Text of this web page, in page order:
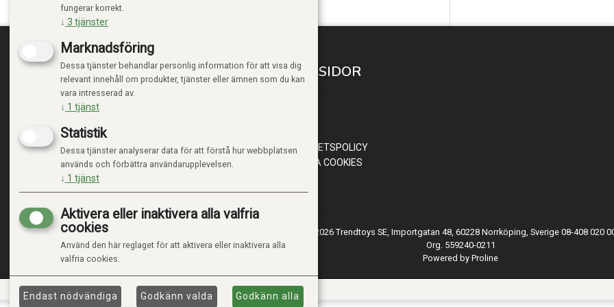
Tillverkat i Storbritannien"
TRENDTOYS.SE
OM TRENDTOYS
MINA SIDOR
INTEGRITETSPOLICY
HANTERA COOKIES
© 2026 Trendtoys SE, Importgatan 48, 60228 Norrköping, Sverige 08-408 020
Org. 559240-0211
Powered by Proline
fungerar korrekt.
↓ 3 tjänster
Marknadsföring
Dessa tjänster behandlar personlig information för att visa dig
relevant innehåll om produkter, tjänster eller ämnen som du kan
vara intresserad av.
↓ 1 tjänst
Statistik
Dessa tjänster analyserar data för att förstå hur webbplatsen
används och förbättra användarupplevelsen.
↓ 1 tjänst
Aktivera eller inaktivera alla valfria
cookies
Använd den här reglaget för att aktivera eller inaktivera alla
valfria cookies.
Endast nödvändiga Godkänn valda Godkänn alla